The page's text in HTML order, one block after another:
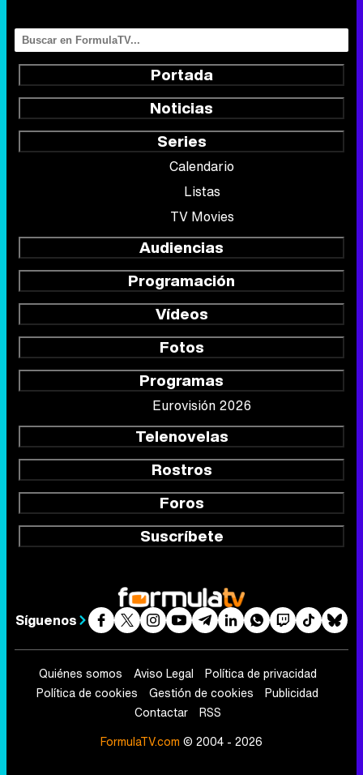
Portada
Noticias
Series
Calendario
Listas
TV Movies
Audiencias
Programación
Vídeos
Fotos
Programas
Eurovisión 2026
Telenovelas
Rostros
Foros
Suscríbete
Síguenos
Quiénes somos Aviso Legal
Política de privacidad
Política de cookies
Gestión de cookies
Publicidad
Contactar
RSS
FormulaTV.com © 2004 - 2026